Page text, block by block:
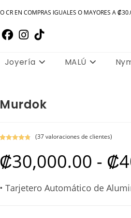
CR EN COMPRAS IGUALES O MAYORES A
Joyería MALÚ
Murdok
con4.89de
5 en base a
clientes
(37valoraciones de clientes)
₡30,000.00 - ₡
• Tarjetero Automático de